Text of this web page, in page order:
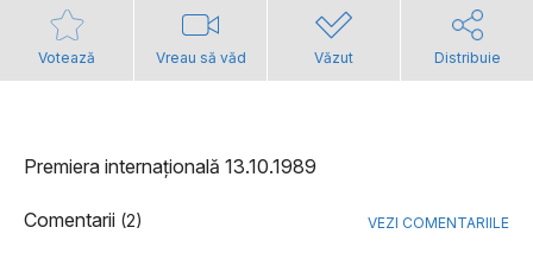
Votează Vreau să văd Văzut Distribuie
Premiera internațională 13.10.1989
Comentarii (2) VEZI COMENTARIILE